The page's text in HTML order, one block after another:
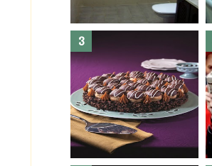
Banheiro novo por menos de
R$300,00 ?? E sem quebra
quebra ??( Editado)